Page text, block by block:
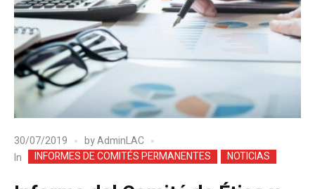
30/07/2019 byAdminLAC
In
INFORMES DE COMITÉS PERMANENTES NOTICIAS